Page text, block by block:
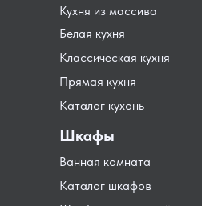
Каталог шкафов
Ванная комната
Кухня из массива
Классическая кухня
Белая кухня
Шкафы
Прямая кухня
Каталог кухонь